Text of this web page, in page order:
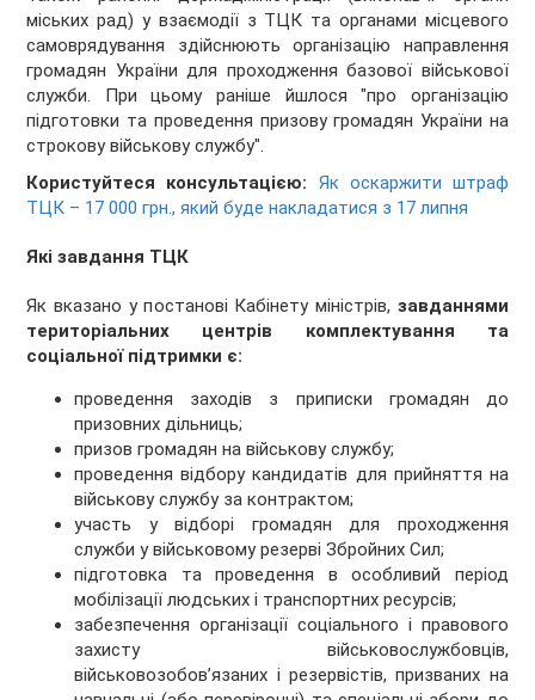
міських рад) у взаємодії з ТЦК та органами місцевого
самоврядування здійснюють організацію направлення
громадян України для проходження базової військової
служби. При цьому раніше йшлося "про організацію
підготовки та проведення призову громадян України на
строкову військову службу".
Користуйтеся консультацією:
Як оскаржити штраф
ТЦК – 17 000 грн., який буде накладатися з 17 липня
Які завдання ТЦК
Як вказано у постанові Кабінету міністрів, завданнями
територіальних центрів комплектування та
соціальної підтримки є:
проведення заходів з приписки громадян до
призовних дільниць;
призов громадян на військову службу;
проведення відбору кандидатів для прийняття на
військову службу за контрактом;
участь у відборі громадян для проходження
служби у військовому резерві Збройних Сил;
підготовка та проведення в особливий період
мобілізації людських і транспортних ресурсів;
забезпечення організації соціального і правового
захисту військовослужбовців,
військовозобов’язаних і резервістів, призваних на